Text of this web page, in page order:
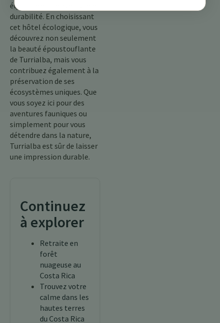
équilibre entre aventure et
durabilité. En choisissant
cet hôtel écologique, vous
découvrez non seulement
la beauté époustouflante
de Turrialba, mais vous
contribuez également à la
préservation de ses
écosystèmes uniques. Que
vous soyez ici pour des
aventures fauniques ou
simplement pour vous
détendre dans la nature,
Turrialba est sûr de laisser
une impression durable.
Continuez
à explorer
Retraite en
forêt
nuageuse au
Costa Rica
Trouvez votre
calme dans les
hautes terres
du Costa Rica